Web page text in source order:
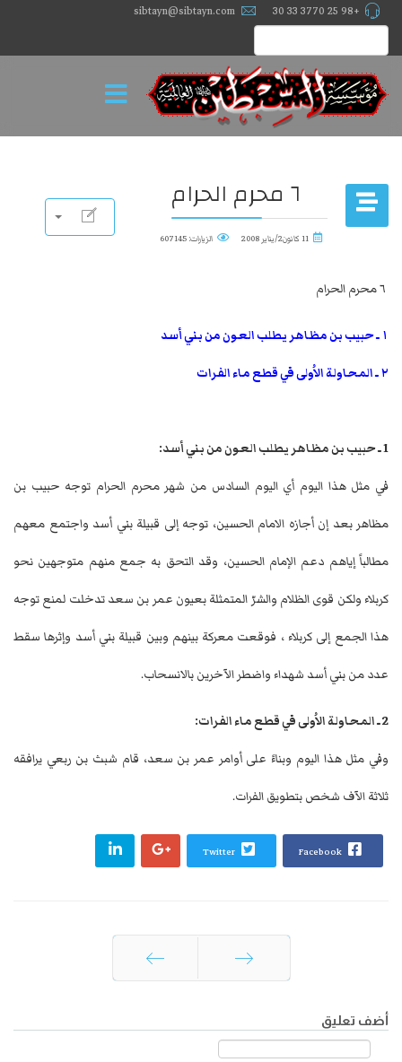
+98 25 3770 33 30
sibtayn@sibtayn.com
٦ محرم الحرام
11 كانون2/يناير 2008 الزيارات: 607145
١ ـ حبيب بن مظاهر يطلب العون من بني أسد
٢ ـ المحاولة الاُولى في قطع ماء الفرات
1 ـ حبيب بن مظاهر يطلب العون من بني أسد:
في مثل هذا اليوم أي اليوم السادس من شهر محرم الحرام توجه حبيب بن
مظاهر بعد إن أجازه الامام الحسين، توجه إلى قبيلة بني أسد واجتمع معهم
مطالباً إياهم دعم الإمام الحسين، وقد التحق به جمع منهم متوجهين نحو
كربلاء ولكن قوى الظلام والشرّ المتمثلة بعيون عمر بن سعد تدخلت لمنع توجه
هذا الجمع إلى كربلاء ، فوقعت معركة بينهم وبين قبيلة بني أسد وإثرها سقط
عدد من بني أسد شهداء واضطر الآخرين بالانسحاب.
2 ـ المحاولة الاُولى في قطع ماء الفرات:
وفي مثل هذا اليوم وبناءً على أوامر عمر بن سعد، قام شبث بن ربعي يرافقه
ثلاثة الآف شخص بتطويق الفرات.
أضف تعليق